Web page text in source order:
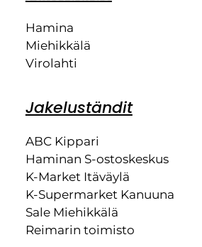
Hamina
Miehikkälä
Virolahti
Jakeluständit
ABC Kippari
Haminan S-ostoskeskus
K-Market Itäväylä
K-Supermarket Kanuuna
Sale Miehikkälä
Reimarin toimisto